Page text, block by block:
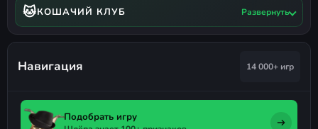
🐱КОШАЧИЙ КЛУБ Развернуть
Навигация 14 000+ игр
Подобрать игру